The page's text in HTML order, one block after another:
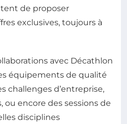
de proposer
exclusives, toujours à
avec Décathlon
équipements de qualité
challenges d’entreprise,
ou encore des sessions de
disciplines